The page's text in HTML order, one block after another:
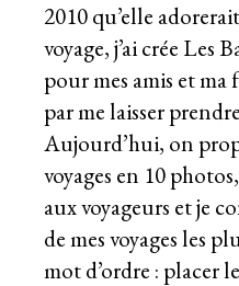
2010 qu’elle
voyage, j’ai crée Les
pour mes amis et
par me laisser
Aujourd’hui, on
voyages en 10
aux voyageurs et je
de mes voyages les
mot d’ordre : placer